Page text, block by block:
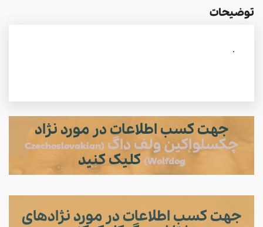
توضیحات
.
جهت کسب اطلاعات در مورد نژاد
چکسلواکین ولف داگ (Czechoslovakian
Wolfdog) کلیک کنید
جهت کسب اطلاعات در مورد نژادهای